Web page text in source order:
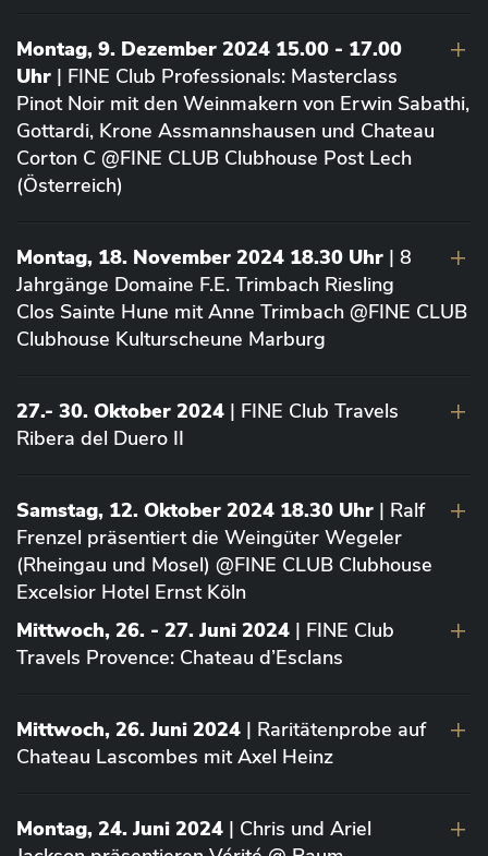
Montag, 9. Dezember 2024 15.00 - 17.00
Uhr | FINE Club Professionals: Masterclass
Pinot Noir mit den Weinmakern von Erwin Sabathi,
Gottardi, Krone Assmannshausen und Chateau
Corton C @FINE CLUB Clubhouse Post Lech
(Österreich)
Montag, 18. November 2024 18.30 Uhr | 8
Jahrgänge Domaine F.E. Trimbach Riesling
Clos Sainte Hune mit Anne Trimbach @FINE CLUB
Clubhouse Kulturscheune Marburg
27.- 30. Oktober 2024 | FINE Club Travels
Ribera del Duero II
Samstag, 12. Oktober 2024 18.30 Uhr | Ralf
Frenzel präsentiert die Weingüter Wegeler
(Rheingau und Mosel) @FINE CLUB Clubhouse
Excelsior Hotel Ernst Köln
Mittwoch, 26. - 27. Juni 2024 | FINE Club
Travels Provence: Chateau d’Esclans
Mittwoch, 26. Juni 2024 | Raritätenprobe auf
Chateau Lascombes mit Axel Heinz
Montag, 24. Juni 2024 | Chris und Ariel